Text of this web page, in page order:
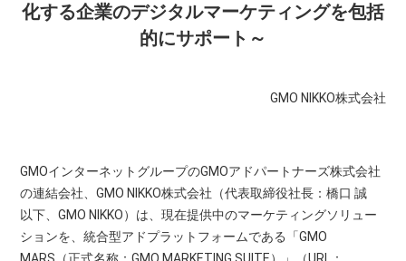
化する企業のデジタルマーケティングを包括
的にサポート～
GMO NIKKO株式会社
GMOインターネットグループのGMOアドパートナーズ株式会社
の連結会社、GMO NIKKO株式会社（代表取締役社長：橋口 誠
以下、GMO NIKKO）は、現在提供中のマーケティングソリュー
ションを、統合型アドプラットフォームである「GMO
MARS（正式名称：GMO MARKETING SUITE）」（URL：